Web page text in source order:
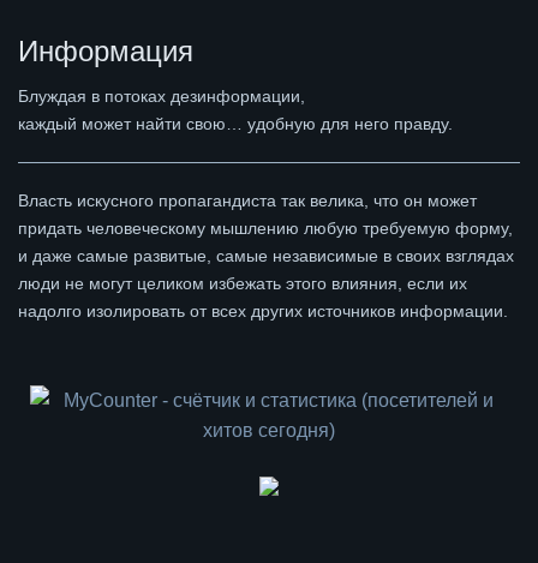
Информация
Блуждая в потоках дезинформации,
каждый может найти свою… удобную для него правду.
Власть искусного пропагандиста так велика, что он может
придать человеческому мышлению любую требуемую форму,
и даже самые развитые, самые независимые в своих взглядах
люди не могут целиком избежать этого влияния, если их
надолго изолировать от всех других источников информации.